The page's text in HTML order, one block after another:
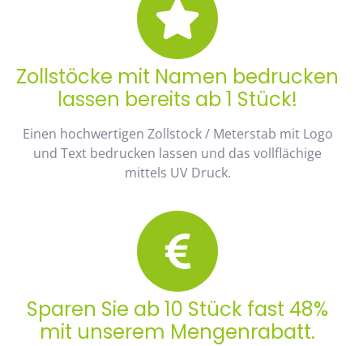
Zollstöcke mit Namen bedrucken
lassen bereits ab 1 Stück!
Einen hochwertigen Zollstock / Meterstab mit Logo
und Text bedrucken lassen und das vollflächige
mittels UV Druck.
Sparen Sie ab 10 Stück fast 48%
mit unserem Mengenrabatt.